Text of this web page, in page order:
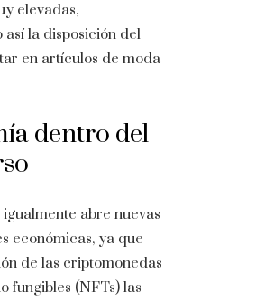
elevadas,
así la disposición del
en artículos de moda
dentro del
abre nuevas
económicas, ya que
de las criptomonedas
fungibles (NFTs) las